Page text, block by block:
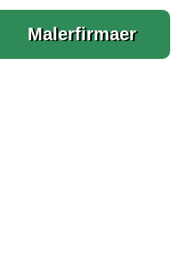
Malerfirmaer